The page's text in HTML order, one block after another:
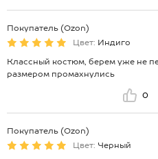
Покупатель (Ozon)
Цвет: Индиго
Классный костюм, берем уже не
размером промахнулись
0
Покупатель (Ozon)
Цвет: Черный